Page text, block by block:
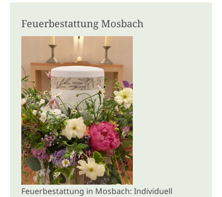
Feuerbestattung Mosbach
Feuerbestattung in Mosbach: Individuell